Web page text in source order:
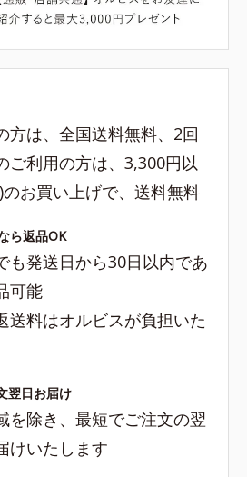
方は、全国送料無料、2回
ご利用の方は、3,300円以
お買い上げで、送料無料
ら返品OK
も発送日から30日以内であ
可能
送料はオルビスが負担いた
翌日お届け
を除き、最短でご注文の翌
けいたします